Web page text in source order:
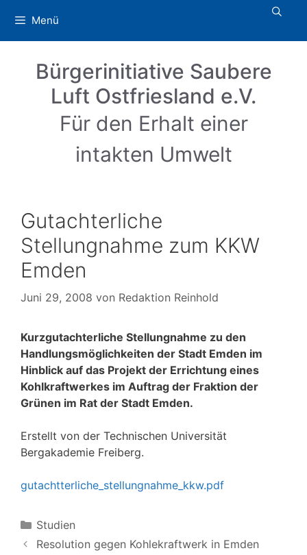
Inhalt
springen
Menü
Bürgerinitiative Saubere
Luft Ostfriesland e.V.
Für den Erhalt einer
intakten Umwelt
Gutachterliche
Stellungnahme zum KKW
Emden
Juni 29, 2008 von Redaktion Reinhold
Kurzgutachterliche Stellungnahme zu den
Handlungsmöglichkeiten der Stadt Emden im
Hinblick auf das Projekt der Errichtung eines
Kohlkraftwerkes im Auftrag der Fraktion der
Grünen im Rat der Stadt Emden.
Erstellt von der Technischen Universität
Bergakademie Freiberg.
gutachtterliche_stellungnahme_kkw.pdf
Kategorien
Studien
Resolution gegen Kohlekraftwerk in Emden